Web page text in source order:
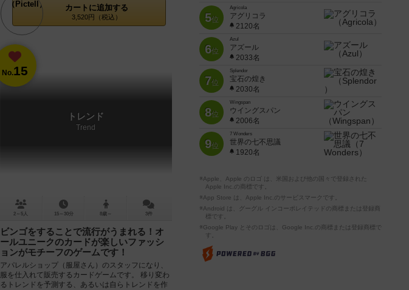
カートに追加する
3,520円（税込）
No.15
トレンド
Trend
2～5人 15～30分 8歳～ 3件
ビンゴをすることで流行がうまれる！オ
ールユニークのカードが楽しいファッシ
ョンがモチーフのゲームです！
アパレルショップ（服屋さん）のスタッフになり、
服を仕入れて販売するカードゲームです。 移り変わ
るトレンドを予測する、あるいは自らトレンドを作
5位
Agricola
アグリコラ
2120名
6位
Azul
アズール
2033名
7位
Splendor
宝石の煌き
2030名
8位
Wingspan
ウイングスパン
2006名
9位
7 Wonders
世界の七不思議
1920名
※Apple、Apple のロゴ は、米国および他の国々で登録された
Apple Inc.の商標です。
※App Store は、Apple Inc.のサービスマークです。
※Android は、グーグル インコーポレイテッドの商標または登録商
標です。
※Google Play とそのロゴは、Google Inc.の商標または登録商標で
す。